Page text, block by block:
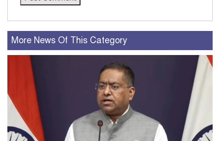
More News Of This Category